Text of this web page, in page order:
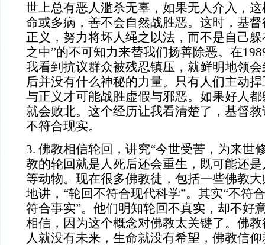
世上总有恶人滥杀无辜，如果无人介入，
命或多病，善不会自然战胜恶。这时，基
正义，努力将坏人绳之以法，而不是自己
之中”的不可知力来替我们扬善除恶。在
我看到抗议群众被残忍镇压，就鲜明地领
后并没有什么神秘的力量。只有人们主动
与正义才可能战胜虚假与邪恶。如果好人
就会败北。这个经历让我看清楚了，基督
不符合现实。
3. 佛教相信轮回，讲究“今世受苦，为来世
教的轮回就是人死后还会重生，既可能还
等动物。现在很多佛教徒，包括一些佛教
地讲，“轮回不符合现代科学”。其实“不符
符合事实”。他们明知轮回不真实，却不好
相信，因为这个概念对佛教太关键了。佛
人就没有未来，生命就没有希望，佛教信